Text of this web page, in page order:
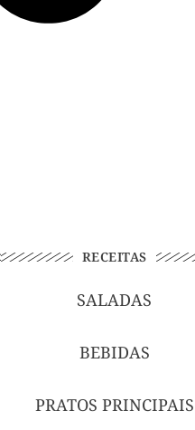
RECEITAS
SALADAS
BEBIDAS
PRATOS PRINCIPAIS